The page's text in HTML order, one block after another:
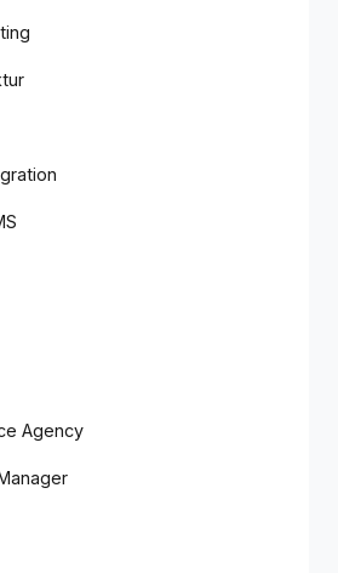
Agency